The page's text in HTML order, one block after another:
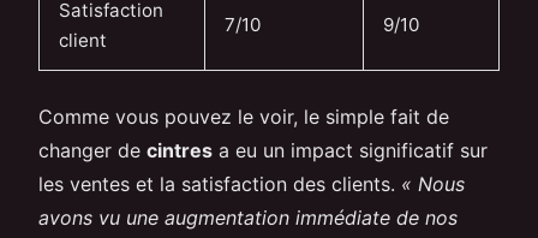
Satisfaction
client
7/10 9/10
Comme vous pouvez le voir, le simple fait de
changer de cintres a eu un impact significatif sur
les ventes et la satisfaction des clients. « Nous
avons vu une augmentation immédiate de nos